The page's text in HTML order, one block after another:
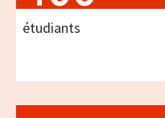
étudiants